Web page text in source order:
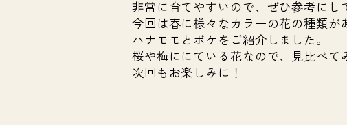
非常に育てやすいので、ぜひ参考にし
今回は春に様々なカラーの花の種類が
ハナモモとボケをご紹介しました。
桜や梅ににている花なので、見比べ
次回もお楽しみに！